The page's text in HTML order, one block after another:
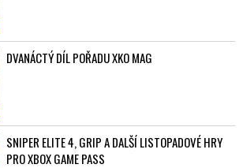
DVANÁCTÝ DÍL POŘADU XKO MAG
SNIPER ELITE 4, GRIP A DALŠÍ LISTOPADOVÉ HRY
PRO XBOX GAME PASS